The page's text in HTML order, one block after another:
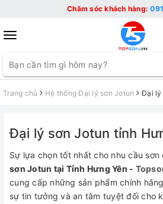
Chăm sóc khách hàng:
Toggle
Trang chủ Hệ thống Đại lý sơn Jotun Đại lý
Đại lý sơn Jotun tỉnh
Sự lựa chọn tốt nhất cho nhu cầu
sơn Jotun tại Tỉnh Hưng Yên -
cung cấp những sản phẩm chính
sự tin tưởng và an tâm tuyệt đối cho